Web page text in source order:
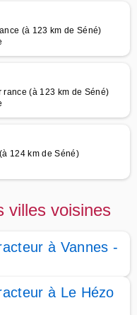
(à 123 km de Séné)
(à 123 km de Séné)
124 km de Séné)
villes voisines
à Vannes -
à Le Hézo